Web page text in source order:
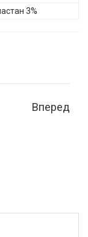
3%
Вперед